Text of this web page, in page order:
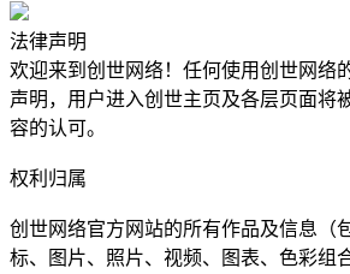
法律声明
欢迎来到创世网络！任何使用创世网络
声明，用户进入创世主页及各层页面将
容的认可。
权利归属
创世网络官方网站的所有作品及信息（
标、图片、照片、视频、图表、色彩组